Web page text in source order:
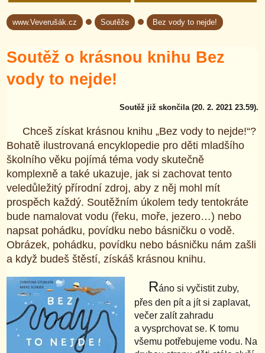
www.Veverušák.cz→ Soutěže→ Bez vody to nejde!
Soutěž o krásnou knihu Bez
vody to nejde!
Soutěž již skončila (20. 2. 2021 23.59).
Chceš získat krásnou knihu „Bez vody to nejde!“?
Bohatě ilustrovaná encyklopedie pro děti mladšího
školního věku pojímá téma vody skutečně
komplexně a také ukazuje, jak si zachovat tento
veledůležitý přírodní zdroj, aby z něj mohl mít
prospěch každý. Soutěžním úkolem tedy tentokráte
bude namalovat vodu (řeku, moře, jezero…) nebo
napsat pohádku, povídku nebo básničku o vodě.
Obrázek, pohádku, povídku nebo básničku nám zašli
a když budeš štěstí, získáš krásnou knihu.
Ráno si vyčistit zuby,
přes den pít a jít si zaplavat,
večer zalít zahradu
a vysprchovat se. K tomu
všemu potřebujeme vodu. Na